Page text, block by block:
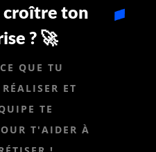
croître ton
? 🚀
QUE TU
ET
TE
T'AIDER À